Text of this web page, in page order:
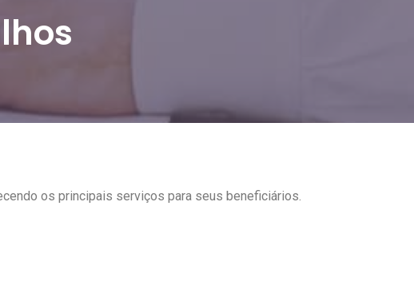
os principais serviços para seus beneficiários.